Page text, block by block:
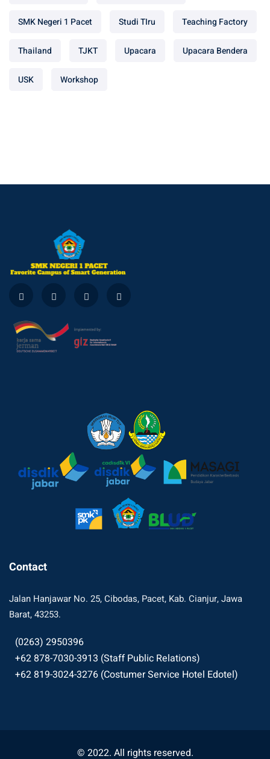
SMK Negeri 1 Pacet Studi TIru Teaching Factory
Thailand TJKT Upacara Upacara Bendera
USK Workshop
Contact
Jalan Hanjawar No. 25, Cibodas, Pacet, Kab. Cianjur, Jawa
Barat, 43253.
(0263) 2950396
+62 878-7030-3913 (Staff Public Relations)
+62 819-3024-3276 (Costumer Service Hotel Edotel)
© 2022. All rights reserved.